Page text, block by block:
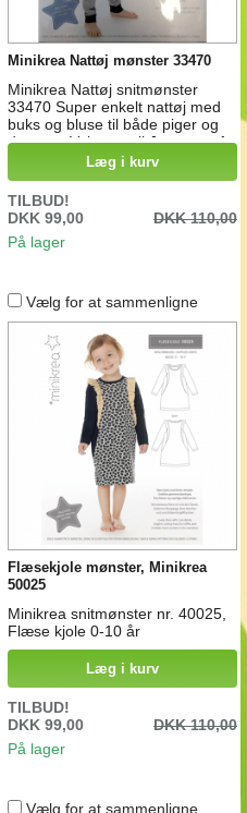
Minikrea Nattøj mønster 33470
Minikrea Nattøj snitmønster
33470 Super enkelt nattøj med
buks og bluse til både piger og
drenge. Velegnet til Jersey stof
Læg i kurv
TILBUD!
DKK 99,00
DKK 110,00
På lager
Vælg for at sammenligne
Flæsekjole mønster, Minikrea
50025
Minikrea snitmønster nr. 40025,
Flæse kjole 0-10 år
Læg i kurv
TILBUD!
DKK 99,00
DKK 110,00
På lager
Vælg for at sammenligne